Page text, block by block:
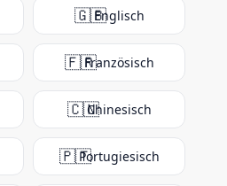
🇬🇧Englisch
🇫🇷Französisch
🇨🇳Chinesisch
🇵🇹Portugiesisch